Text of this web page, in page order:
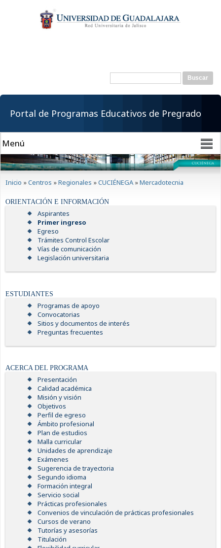
contenido
principal
Formulario de
Buscar
Portal de Programas Educativos de Pregrado
Inicio »Centros »Regionales »CUCIÉNEGA »Mercadotecnia
ORIENTACIÓN E INFORMACIÓN
Aspirantes
Primer ingreso
Egreso
Trámites Control Escolar
Vías de comunicación
Legislación universitaria
ESTUDIANTES
Programas de apoyo
Convocatorias
Sitios y documentos de interés
Preguntas frecuentes
ACERCA DEL PROGRAMA
Presentación
Calidad académica
Misión y visión
Objetivos
Perfil de egreso
Ámbito profesional
Plan de estudios
Malla curricular
Unidades de aprendizaje
Exámenes
Sugerencia de trayectoria
Segundo idioma
Formación integral
Servicio social
Prácticas profesionales
Convenios de vinculación de prácticas profesionales
Cursos de verano
Tutorías y asesorías
Titulación